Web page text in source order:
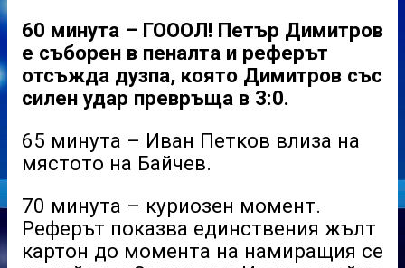
60 минута – ГОООЛ! Петър Димитров
е съборен в пеналта и реферът
отсъжда дузпа, която Димитров със
силен удар превръща в 3:0.
65 минута – Иван Петков влиза на
мястото на Байчев.
70 минута – куриозен момент.
Реферът показва единствения жълт
картон до момента на намиращия се